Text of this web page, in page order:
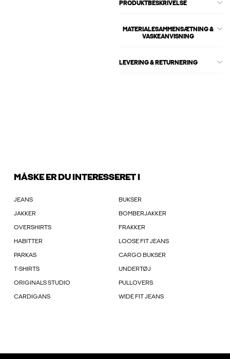
PRODUKTBESKRIVELSE
MATERIALESAMMENSÆTNING &
VASKEANVISNING
LEVERING & RETURNERING
MÅSKE ER DU INTERESSERET I
JEANS BUKSER
JAKKER BOMBERJAKKER
OVERSHIRTS FRAKKER
HABITTER LOOSE FIT JEANS
PARKAS CARGO BUKSER
T-SHIRTS UNDERTØJ
ORIGINALS STUDIO PULLOVERS
CARDIGANS WIDE FIT JEANS